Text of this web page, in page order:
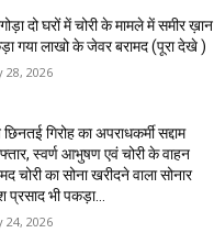
दो घरों में चोरी के मामले में समीर ख़ान
गया लाखो के जेवर बरामद (पूरा देखे )
28, 2026
गिरोह का अपराधकर्मी सद्दाम
स्वर्ण आभुषण एवं चोरी के वाहन
चोरी का सोना खरीदने वाला सोनार
प्रसाद भी पकड़ा...
24, 2026